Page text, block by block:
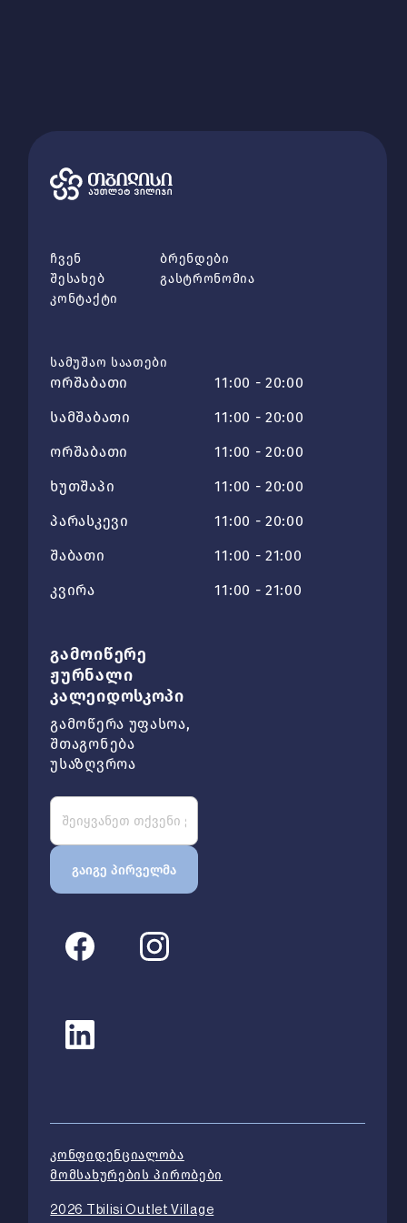
ჩვენ
შესახებ
კონტაქტი
ბრენდები
გასტრონომია
სამუშაო საათები
ორშაბათი
11:00 - 20:00
სამშაბათი
11:00 - 20:00
ორშაბათი
11:00 - 20:00
ხუთშაპი
11:00 - 20:00
პარასკევი
11:00 - 20:00
შაბათი
11:00 - 21:00
კვირა
11:00 - 21:00
გამოიწერე
ჟურნალი
კალეიდოსკოპი
გამოწერა უფასოა,
შთაგონება
უსაზღვროა
კონფიდენციალობა
მომსახურების პირობები
2026 Tbilisi Outlet Village